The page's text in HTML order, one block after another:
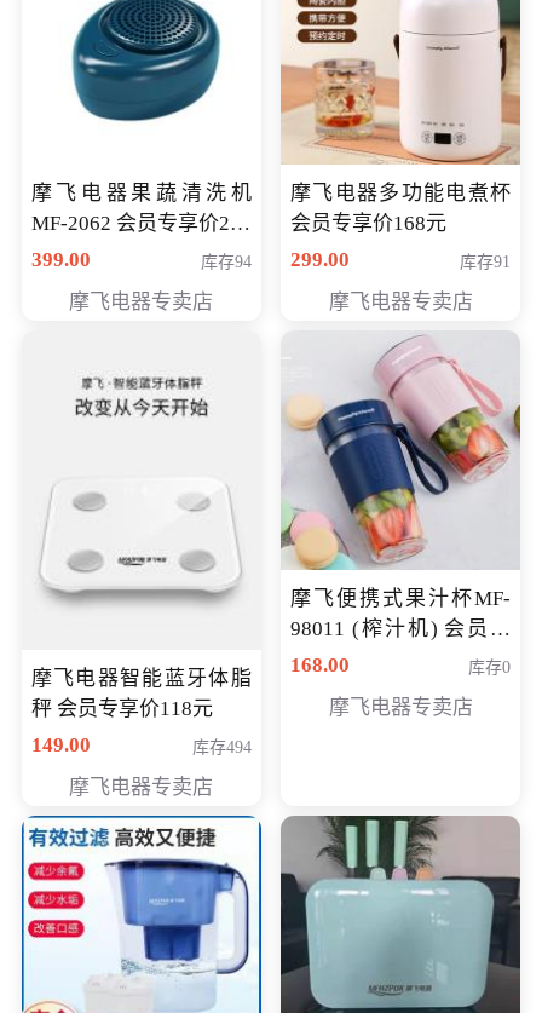
摩飞电器果蔬清洗机
MF-2062 会员专享价268
元
399.00 库存94
摩飞电器专卖店
摩飞电器多功能电煮杯
会员专享价168元
299.00
库存91
摩飞电器专卖店
摩飞电器智能蓝牙体脂
秤 会员专享价118元
149.00
库存494
摩飞电器专卖店
摩飞便携式果汁杯MF-
98011 (榨汁机) 会员专
享价138元
168.00 库存0
摩飞电器专卖店